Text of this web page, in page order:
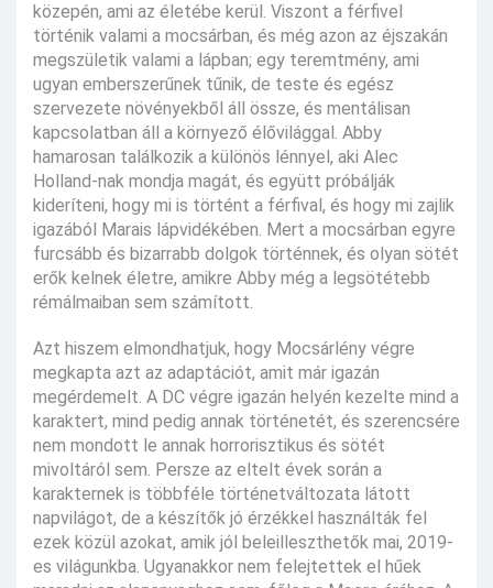
közepén, ami az életébe kerül. Viszont a férfivel
történik valami a mocsárban, és még azon az éjszakán
megszületik valami a lápban; egy teremtmény, ami
ugyan emberszerűnek tűnik, de teste és egész
szervezete növényekből áll össze, és mentálisan
kapcsolatban áll a környező élővilággal. Abby
hamarosan találkozik a különös lénnyel, aki Alec
Holland-nak mondja magát, és együtt próbálják
kideríteni, hogy mi is történt a férfival, és hogy mi zajlik
igazából Marais lápvidékében. Mert a mocsárban egyre
furcsább és bizarrabb dolgok történnek, és olyan sötét
erők kelnek életre, amikre Abby még a legsötétebb
rémálmaiban sem számított.
Azt hiszem elmondhatjuk, hogy Mocsárlény végre
megkapta azt az adaptációt, amit már igazán
megérdemelt. A DC végre igazán helyén kezelte mind a
karaktert, mind pedig annak történetét, és szerencsére
nem mondott le annak horrorisztikus és sötét
mivoltáról sem. Persze az eltelt évek során a
karakternek is többféle történetváltozata látott
napvilágot, de a készítők jó érzékkel használták fel
ezek közül azokat, amik jól beleilleszthetők mai, 2019-
es világunkba. Ugyanakkor nem felejtettek el hűek